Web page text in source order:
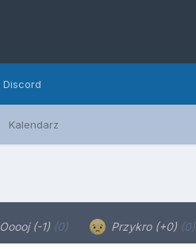
Kalendarz
Discord
Ooooj (-1) (0) Przykro (+0) (0)